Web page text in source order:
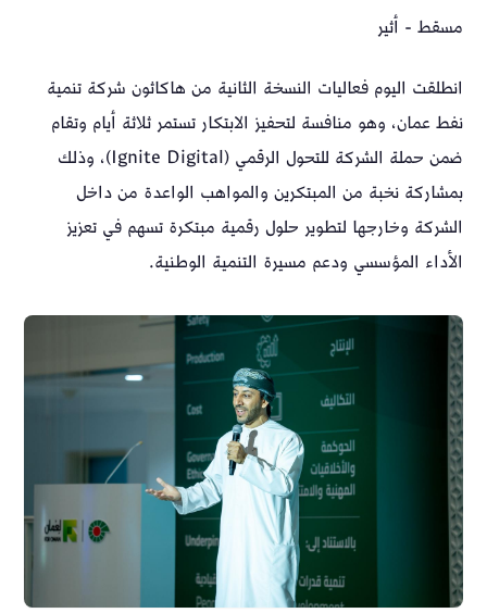
مسقط - أثير
انطلقت اليوم فعاليات النسخة الثانية من هاكاثون شركة تنمية
نفط عمان، وهو منافسة لتحفيز الابتكار تستمر ثلاثة أيام وتقام
ضمن حملة الشركة للتحول الرقمي (Ignite Digital)، وذلك
بمشاركة نخبة من المبتكرين والمواهب الواعدة من داخل
الشركة وخارجها لتطوير حلول رقمية مبتكرة تسهم في تعزيز
الأداء المؤسسي ودعم مسيرة التنمية الوطنية.